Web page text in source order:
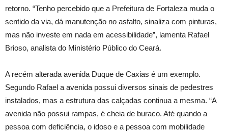
retorno. “Tenho percebido que a Prefeitura de Fortaleza muda o
sentido da via, dá manutenção no asfalto, sinaliza com pinturas,
mas não investe em nada em acessibilidade”, lamenta Rafael
Brioso, analista do Ministério Público do Ceará.
A recém alterada avenida Duque de Caxias é um exemplo.
Segundo Rafael a avenida possui diversos sinais de pedestres
instalados, mas a estrutura das calçadas continua a mesma. “A
avenida não possui rampas, é cheia de buraco. Até quando a
pessoa com deficiência, o idoso e a pessoa com mobilidade